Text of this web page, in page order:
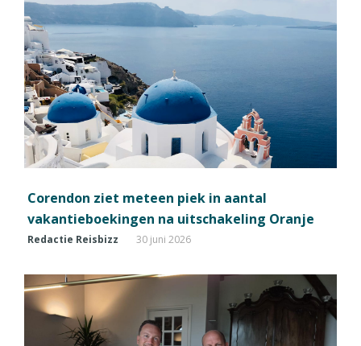
Corendon ziet meteen piek in aantal
vakantieboekingen na uitschakeling Oranje
Redactie Reisbizz 30 juni 2026